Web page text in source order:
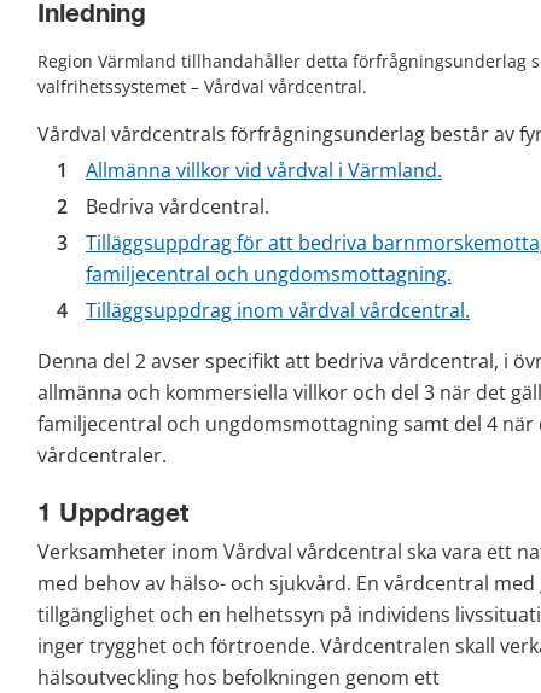
Inledning
Region Värmland tillhandahåller detta förfrågningsunderlag
valfrihetssystemet – Vårdval vårdcentral.
Vårdval vårdcentrals förfrågningsunderlag består av
Allmänna villkor vid vårdval i Värmland.
Bedriva vårdcentral.
Tilläggsuppdrag för att bedriva
familjecentral och ungdomsmottagning.
Tilläggsuppdrag inom vårdval vårdcentral.
Denna del 2 avser specifikt att bedriva vårdcentral, i
allmänna och kommersiella villkor och del 3 när det
familjecentral och ungdomsmottagning samt del 4
vårdcentraler.
1 Uppdraget
Verksamheter inom Vårdval vårdcentral ska vara ett
med behov av hälso- och sjukvård. En vårdcentral
tillgänglighet och en helhetssyn på individens
inger trygghet och förtroende. Vårdcentralen skall
hälsoutveckling hos befolkningen genom ett